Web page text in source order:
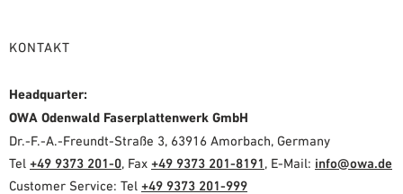
KONTAKT
Headquarter:
OWA Odenwald Faserplattenwerk GmbH
Dr.-F.-A.-Freundt-Straße 3, 63916 Amorbach, Germany
Tel +49 9373 201-0, Fax +49 9373 201-8191, E-Mail: info@owa.de
Customer Service: Tel +49 9373 201-999